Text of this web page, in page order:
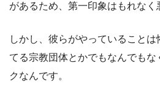
があるため、第一印象はもれなく
しかし、彼らがやっていること
てる宗教団体とかでもなんでも
クなんです。